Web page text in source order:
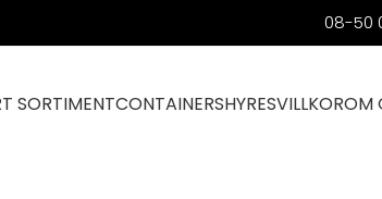
08-50
SORTIMENTCONTAINERSHYRESVILLKOROM